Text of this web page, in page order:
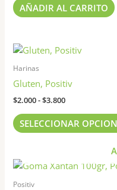
AÑADIR AL CARRITO
Harinas
Gluten, Positiv
$2.000-$3.800
Rango
$2.000
hasta
SELECCIONAR
Positiv